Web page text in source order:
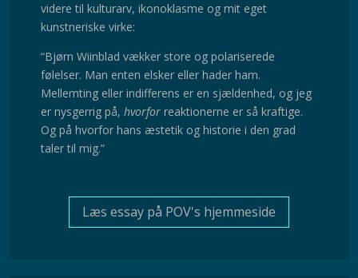
videre til kulturarv, ikonoklasme og mit eget
kunstneriske virke:
“Bjørn Wiinblad vækker store og polariserede
følelser. Man enten elsker eller hader ham.
Mellemting eller indifferens er en sjældenhed, og jeg
er nysgerrig på,hvorfor reaktionerne er så kraftige.
Og på hvorfor hans æstetik og historie i den grad
taler til mig.”
Læs essay på POV's hjemmeside